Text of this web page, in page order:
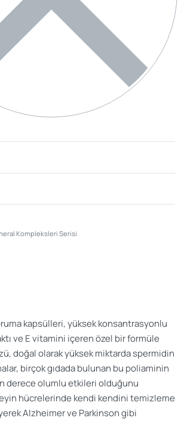
Kompleksleri Serisi
kapsülleri, yüksek konsantrasyonlu
ve E vitamini içeren özel bir formüle
doğal olarak yüksek miktarda spermidin
birçok gıdada bulunan bu poliaminin
derece olumlu etkileri olduğunu
hücrelerinde kendi kendini temizleme
Alzheimer ve Parkinson gibi